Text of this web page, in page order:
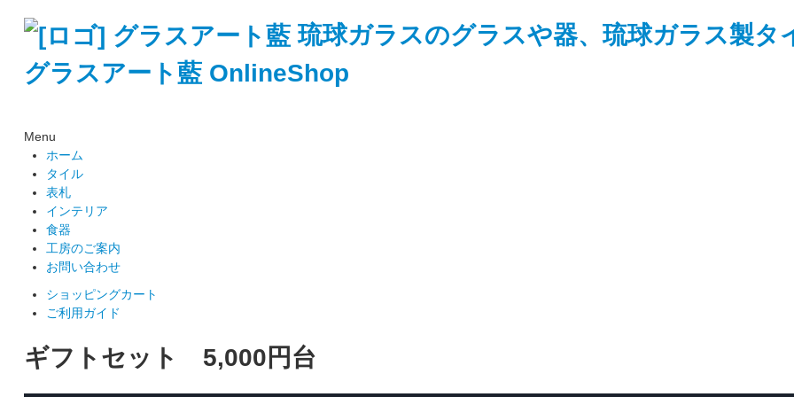
琉球ガラスのグラスや器、琉球ガラス製タ
グラスアート藍 OnlineShop
Menu
ホーム
タイル
表札
インテリア
食器
工房のご案内
お問い合わせ
ショッピングカート
ご利用ガイド
ギフトセット 5,000円台